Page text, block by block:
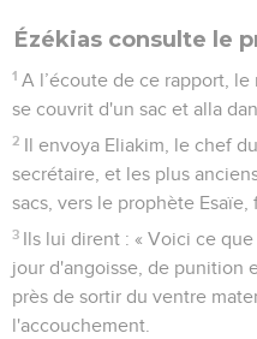
Ézékias consulte le
1 A l’écoute de ce rapport, le
se couvrit d'un sac et alla
2 Il envoya Eliakim, le chef
secrétaire, et les plus
sacs, vers le prophète Esaïe,
3 Ils lui dirent : « Voici ce
jour d'angoisse, de punition
près de sortir du ventre
l'accouchement.